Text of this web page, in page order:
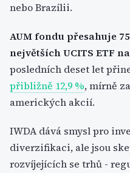
nebo Brazílii.
AUM fondu přesahuje
největších UCITS ETF
posledních deset let
přibližně 12,9 %, mírně
amerických akcií.
IWDA dává smysl pro
diverzifikaci, ale jsou
rozvíjejících se trhů -